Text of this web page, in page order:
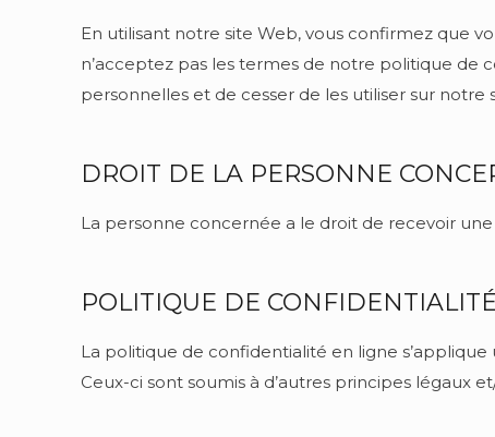
En utilisant notre site Web, vous confirmez que
n’acceptez pas les termes de notre politique de
personnelles et de cesser de les utiliser sur notre
DROIT DE LA PERSONNE
La personne concernée a le droit de recevoir
POLITIQUE DE CONFIDENTIALITÉ
La politique de confidentialité en ligne
Ceux-ci sont soumis à d’autres principes légaux